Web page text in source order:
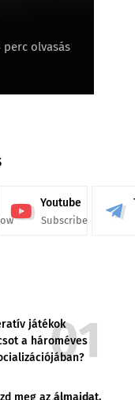
perc olvasás
Youtube
Subscribe
játékok
a hároméves